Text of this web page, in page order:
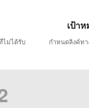
ไม่ได้รับ
เป้า
กำหนดลิงค์ท